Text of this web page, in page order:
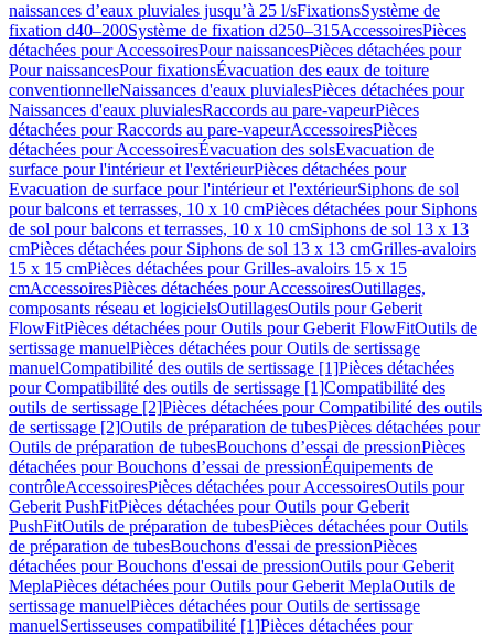
naissances d’eaux pluviales jusqu’à 25 l/sFixationsSystème de
fixation d40–200Système de fixation d250–315AccessoiresPièces
détachées pour AccessoiresPour naissancesPièces détachées pour
Pour naissancesPour fixationsÉvacuation des eaux de toiture
conventionnelleNaissances d'eaux pluvialesPièces détachées pour
Naissances d'eaux pluvialesRaccords au pare-vapeurPièces
détachées pour Raccords au pare-vapeurAccessoiresPièces
détachées pour AccessoiresÉvacuation des solsEvacuation de
surface pour l'intérieur et l'extérieurPièces détachées pour
Evacuation de surface pour l'intérieur et l'extérieurSiphons de sol
pour balcons et terrasses, 10 x 10 cmPièces détachées pour Siphons
de sol pour balcons et terrasses, 10 x 10 cmSiphons de sol 13 x 13
cmPièces détachées pour Siphons de sol 13 x 13 cmGrilles-avaloirs
15 x 15 cmPièces détachées pour Grilles-avaloirs 15 x 15
cmAccessoiresPièces détachées pour AccessoiresOutillages,
composants réseau et logicielsOutillagesOutils pour Geberit
FlowFitPièces détachées pour Outils pour Geberit FlowFitOutils de
sertissage manuelPièces détachées pour Outils de sertissage
manuelCompatibilité des outils de sertissage [1]Pièces détachées
pour Compatibilité des outils de sertissage [1]Compatibilité des
outils de sertissage [2]Pièces détachées pour Compatibilité des outils
de sertissage [2]Outils de préparation de tubesPièces détachées pour
Outils de préparation de tubesBouchons d’essai de pressionPièces
détachées pour Bouchons d’essai de pressionÉquipements de
contrôleAccessoiresPièces détachées pour AccessoiresOutils pour
Geberit PushFitPièces détachées pour Outils pour Geberit
PushFitOutils de préparation de tubesPièces détachées pour Outils
de préparation de tubesBouchons d'essai de pressionPièces
détachées pour Bouchons d'essai de pressionOutils pour Geberit
MeplaPièces détachées pour Outils pour Geberit MeplaOutils de
sertissage manuelPièces détachées pour Outils de sertissage
manuelSertisseuses compatibilité [1]Pièces détachées pour